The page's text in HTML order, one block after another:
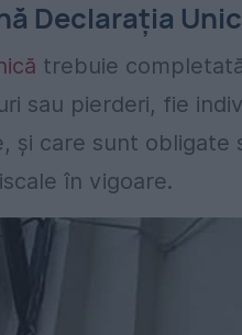
Declarația
trebuie
sau pierderi, fie
și care sunt
în vigoare.